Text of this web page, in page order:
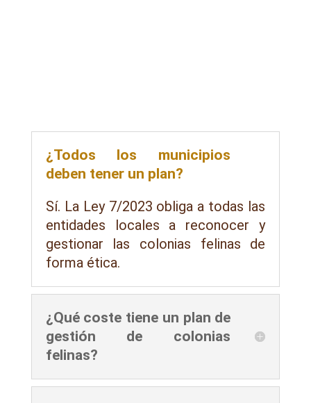
¿Todos los municipios
deben tener un plan?
Sí. La Ley 7/2023 obliga a todas las
entidades locales a reconocer y
gestionar las colonias felinas de
forma ética.
¿Qué coste tiene un plan de
gestión de colonias
felinas?